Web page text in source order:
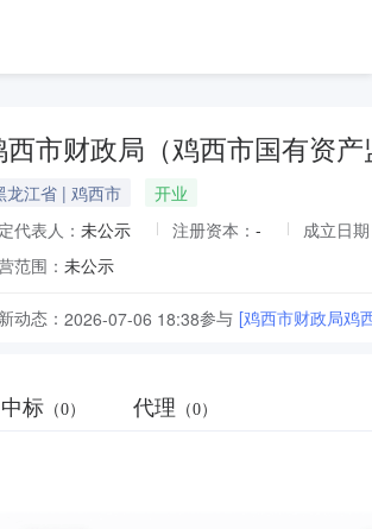
西市财政局（鸡西市国有资
龙江省 | 鸡西市
开业
代表人： 未公示 注册资本： -
成立日
范围： 未公示
动态： 2026-07-06 18:38参与 [鸡西市财政局鸡
中标 （0） 代理 （0）